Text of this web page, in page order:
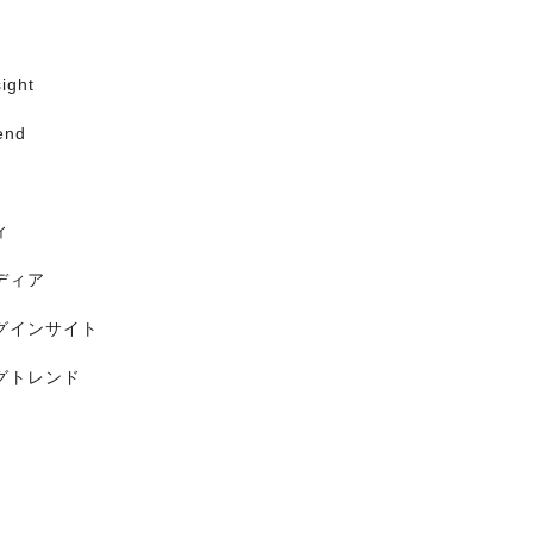
ィア
インサイト
トレンド